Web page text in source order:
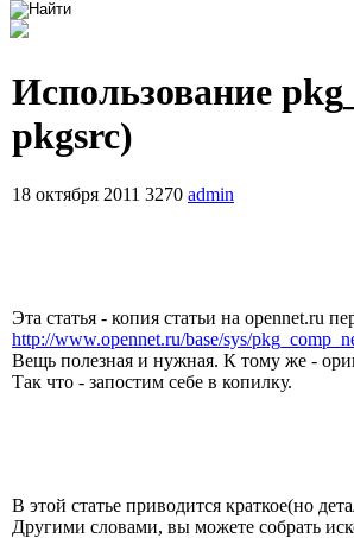
Использование
pkgsrc)
18 октября 2011 3270 admin
Эта статья - копия статьи на opennet.ru
http://www.opennet.ru/base/sys/
Вещь полезная и нужная. К тому же -
Так что - запостим себе в копилку.
В этой статье приводится краткое(но
Другими словами, вы можете собрать